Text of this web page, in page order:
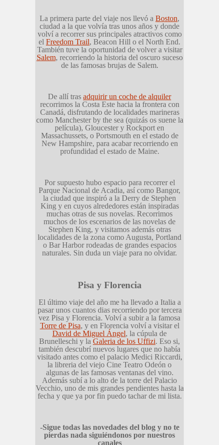
La primera parte del viaje nos llevó a Boston,
ciudad a la que volvía tras unos años y donde
volví a recorrer sus principales atractivos como
el Freedom Trail, Beacon Hill o el North End.
También tuve la oportunidad de volver a visitar
Salem, recorriendo la historia del oscuro suceso
de las famosas brujas de Salem.
De allí tras adquirir un coche de alquiler
recorrimos la Costa Este hacia la frontera con
Canadá, disfrutando de localidades marineras
como Manchester by the sea (quizás os suene la
película), Gloucester y Rockport en
Massachussets, o Portsmouth en el estado de
New Hampshire, para acabar recorriendo en
profundidad el estado de Maine.
Por supuesto hubo espacio para recorrer el
Parque Nacional de Acadia, así como Bangor,
la ciudad que inspiró a la Derry de Stephen
King y en cuyos alrededores están inspiradas
muchas otras de sus novelas. Recorrimos
muchos de los escenarios de las novelas de
Stephen King, y visitamos además otras
localidades de la zona como Augusta, Portland
o Bar Harbor rodeadas de grandes espacios
naturales. Sin duda un viaje para no olvidar.
Pisa y Florencia
El último viaje del año me ha llevado a Italia a
pasar unos cuantos dias recorriendo por tercera
vez Pisa y Florencia. Volví a subir a la famosa
Torre de Pisa, y en Florencia volví a visitar el
David de Miguel Ángel, la cúpula de
Brunelleschi y la Galeria de los Uffizi. Eso si,
también descubrí nuevos lugares que no había
visitado antes como el palacio Medici Riccardi,
la libreria del viejo Cine Teatro Odeón o
algunas de las famosas ventanas del vino.
Además subí a lo alto de la torre del Palacio
Vecchio, uno de mis grandes pendientes hasta la
fecha y que ya por fin puedo tachar de mi lista.
-Sigue todas las novedades del blog y no te
pierdas nada siguiéndonos por nuestros
canales